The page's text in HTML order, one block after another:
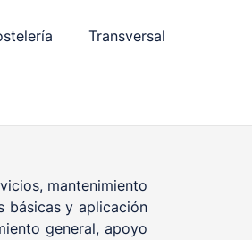
Transversal
mantenimiento
básicas y aplicación
general, apoyo